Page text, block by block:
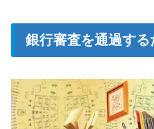
銀行審査を通過する